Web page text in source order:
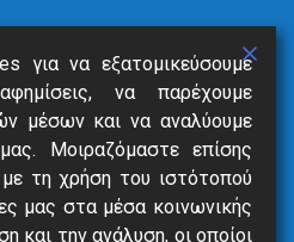
για να εξατομικεύσουμε
να παρέχουμε
μέσων και να αναλύουμε
Μοιραζόμαστε επίσης
τη χρήση του ιστότοπού
μας στα μέσα κοινωνικής
και την ανάλυση, οι οποίοι